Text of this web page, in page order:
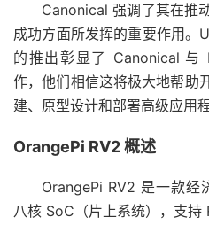
Canonical 强调了其在推
成功方面所发挥的重要作用
的推出彰显了 Canonical 与
作，他们相信这将极大地帮助
建、原型设计和部署高级应用程
OrangePi RV2 概述
OrangePi RV2 是一款经
八核 SoC（片上系统），支